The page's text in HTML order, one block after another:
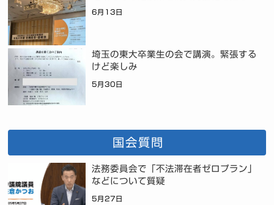
6月13日
埼玉の東大卒業生の会で講演。緊張する
けど楽しみ
5月30日
国会質問
法務委員会で「不法滞在者ゼロプラン」
などについて質疑
5月27日